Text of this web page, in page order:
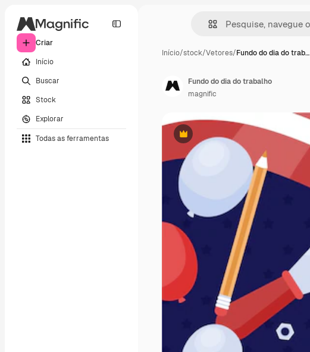
Criar
Início
Buscar
Stock
Explorar
Todas as ferramentas
Início/stock/Vetores/Fundo do dia do trab…
Premium
Fundo do dia do trabalho
magnific